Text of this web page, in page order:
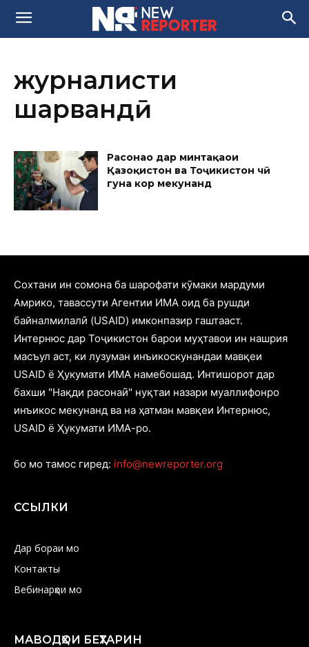
журналисти
шаҳрвандӣ
Расонаҳо дар минтақаҳои
Қазоқистон ва Тоҷикистон чӣ
гуна кор мекунанд
Cохтани ин сомона ба шарофати кӯмаки мардуми
Амрико, тавассути Агентии ИМА оид ба рушди
байналмилалӣ (USAID) имконпазир гаштааст.
Интернюс дар Тоҷикистон барои муҳтавои ин нашрия
масъул аст, ки лузуман инъикоскунандаи мавқеи
USAID ё Ҳукумати ИМА намебошад. Интишорот дар
бахши "Нақди расонаӣ" нуқтаи назари муаллифонро
инъикос мекунанд ва на ҳатман мавқеи Интернюс,
USAID ё Ҳукумати ИМА-ро.
бо мо тамос гиред: info@newreporter.org
ССЫЛКИ
Дар бораи мо
Контакты
Вебинарҳои мо
МАВОДҲОИ БЕҲТАРИН